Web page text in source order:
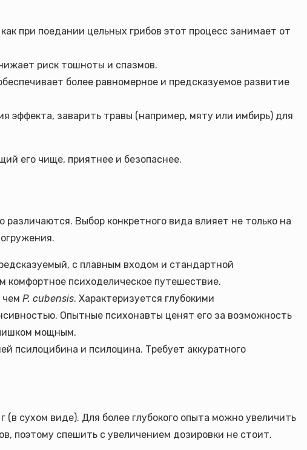
при поедании цельных грибов этот процесс занимает от
риск тошноты и спазмов.
более равномерное и предсказуемое развитие
эффекта, заварить травы (например, мяту или имбирь) для
его чище, приятнее и безопаснее.
Выбор конкретного вида влияет не только на
с плавным входом и стандартной
психоделическое путешествие.
чем P. cubensis. Характеризуется глубокими
Опытные психонавты ценят его за возможность
мощным.
псилоцибина и псилоцина. Требует аккуратного
г (в сухом виде). Для более глубокого опыта можно увеличить
поэтому спешить с увеличением дозировки не стоит.